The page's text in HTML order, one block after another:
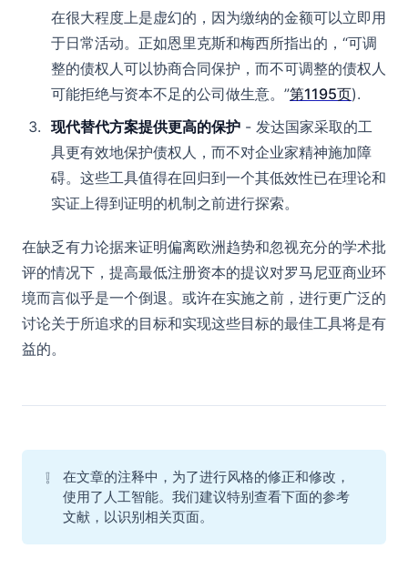
在很大程度上是虚幻的，因为缴纳的金额可以立即用
于日常活动。正如恩里克斯和梅西所指出的，“可调
整的债权人可以协商合同保护，而不可调整的债权人
可能拒绝与资本不足的公司做生意。”第1195页).
现代替代方案提供更高的保护 - 发达国家采取的工
具更有效地保护债权人，而不对企业家精神施加障
碍。这些工具值得在回归到一个其低效性已在理论和
实证上得到证明的机制之前进行探索。
在缺乏有力论据来证明偏离欧洲趋势和忽视充分的学术批
评的情况下，提高最低注册资本的提议对罗马尼亚商业环
境而言似乎是一个倒退。或许在实施之前，进行更广泛的
讨论关于所追求的目标和实现这些目标的最佳工具将是有
益的。
❕
在文章的注释中，为了进行风格的修正和修改，
使用了人工智能。我们建议特别查看下面的参考
文献，以识别相关页面。